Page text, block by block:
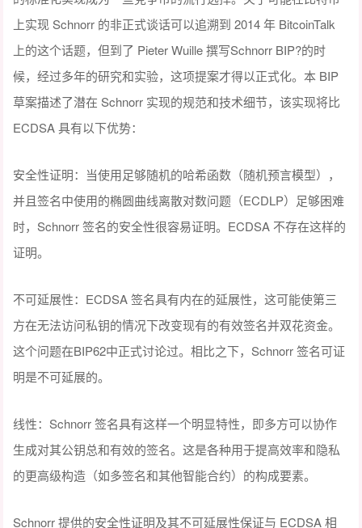
上实现 Schnorr 的非正式谈话可以追溯到 2014 年 BitcoinTalk
上的这个话题，但到了 Pieter Wuille 撰写Schnorr BIP?的时
候，经过多年的研究和实验，这项提案才得以正式化。本 BIP
草案描述了潜在 Schnorr 实现的规范和技术细节，该实现将比
ECDSA 具有以下优势：
安全性证明：当使用足够随机的哈希函数（随机预言模型），
并且签名中使用的椭圆曲线离散对数问题（ECDLP）足够困难
时，Schnorr 签名的安全性很容易证明。ECDSA 不存在这样的
证明。
不可延展性：ECDSA 签名具有内在的延展性，这可能使第三
方在无法访问私钥的情况下改变现有的有效签名并双花资金。
这个问题在BIP62中正式讨论过。相比之下，Schnorr 签名可证
明是不可延展的。
线性：Schnorr 签名具有这样一个明显特性，即多方可以协作
生成对其公钥总和有效的签名。这是各种用于提高效率和隐私
的更高级构造（如多签名和其他智能合约）的构成要素。
Schnorr 提供的安全性证明及其不可延展性保证与 ECDSA 相